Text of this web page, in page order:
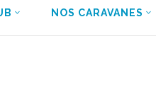
NOS CARAVANES